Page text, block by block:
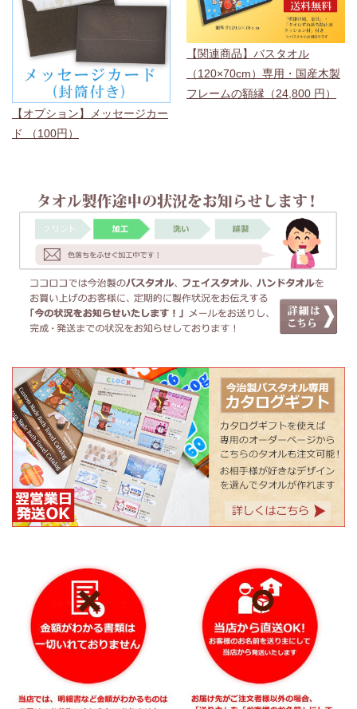
【オプション】メッセージカー
ド （100円）
【関連商品】バスタオル
（120×70cm）専用・国産木製
フレームの額縁（24,800 円）